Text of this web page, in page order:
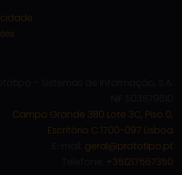
Campo Grande 380 Lote 3C, Piso 0,
Escritório C 1700-097 Lisboa
geral@prototipo.pt
+351217567350